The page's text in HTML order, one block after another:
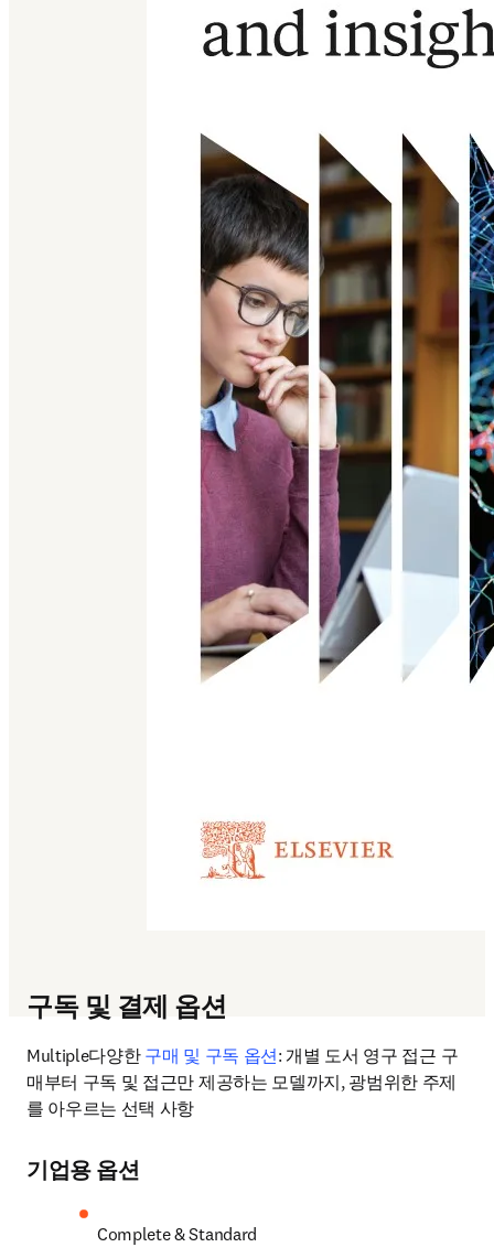
구독 및 결제 옵션
Multiple다양한 구매 및 구독 옵션: 개별 도서 영구 접근 구
매부터 구독 및 접근만 제공하는 모델까지, 광범위한 주제
를 아우르는 선택 사항
기업용 옵션
Complete & Standard